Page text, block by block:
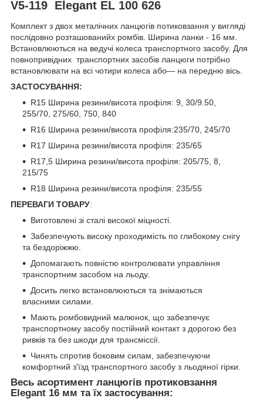
V5-119 Elegant EL 100 626
Комплект з двох металічних ланцюгів потиковзання у вигляді
послідовно розташованийх ромбів. Ширина ланки - 16 мм.
Встановлюються на ведучі колеса транспортного засобу. Для
повнопривідних транспортних засобів ланцюги потрібно
встановлювати на всі чотири колеса або— на передню вісь.
ЗАСТОСУВАННЯ:
R15 Ширина резини/висота профіля: 9, 30/9.50,
255/70, 275/60, 750, 840
R16 Ширина резини/висота профіля:235/70, 245/70
R17 Ширина резини/висота профіля: 235/65
R17,5 Ширина резини/висота профіля: 205/75, 8,
215/75
R18 Ширина резини/висота профіля: 235/55
ПЕРЕВАГИ ТОВАРУ:
Виготовлені зі сталі високої міцності.
Забезпечують високу проходимість по глибокому снігу
та бездоріжжю.
Допомагають повністю контролювати управління
транспортним засобом на льоду.
Досить легко встановлюються та знімаються
власними силами.
Мають ромбовидний малюнок, що забезпечує
транспортному засобу постійний контакт з дорогою без
ривків та без шкоди для трансміссії.
Чинять спротив боковим силам, забезпечуючи
комфортний з'їзд транспортного засобу з льодяної гірки.
Весь асортимент ланцюгів протиковзання
Elegant 16 мм та їх застосування: